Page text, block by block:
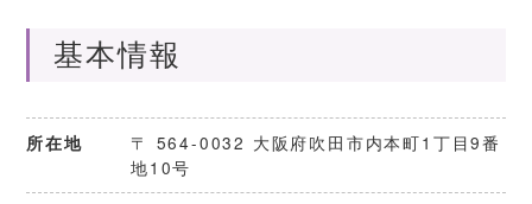
基本情報
所在地
〒 564-0032 大阪府吹田市内本町1丁目9番
地10号